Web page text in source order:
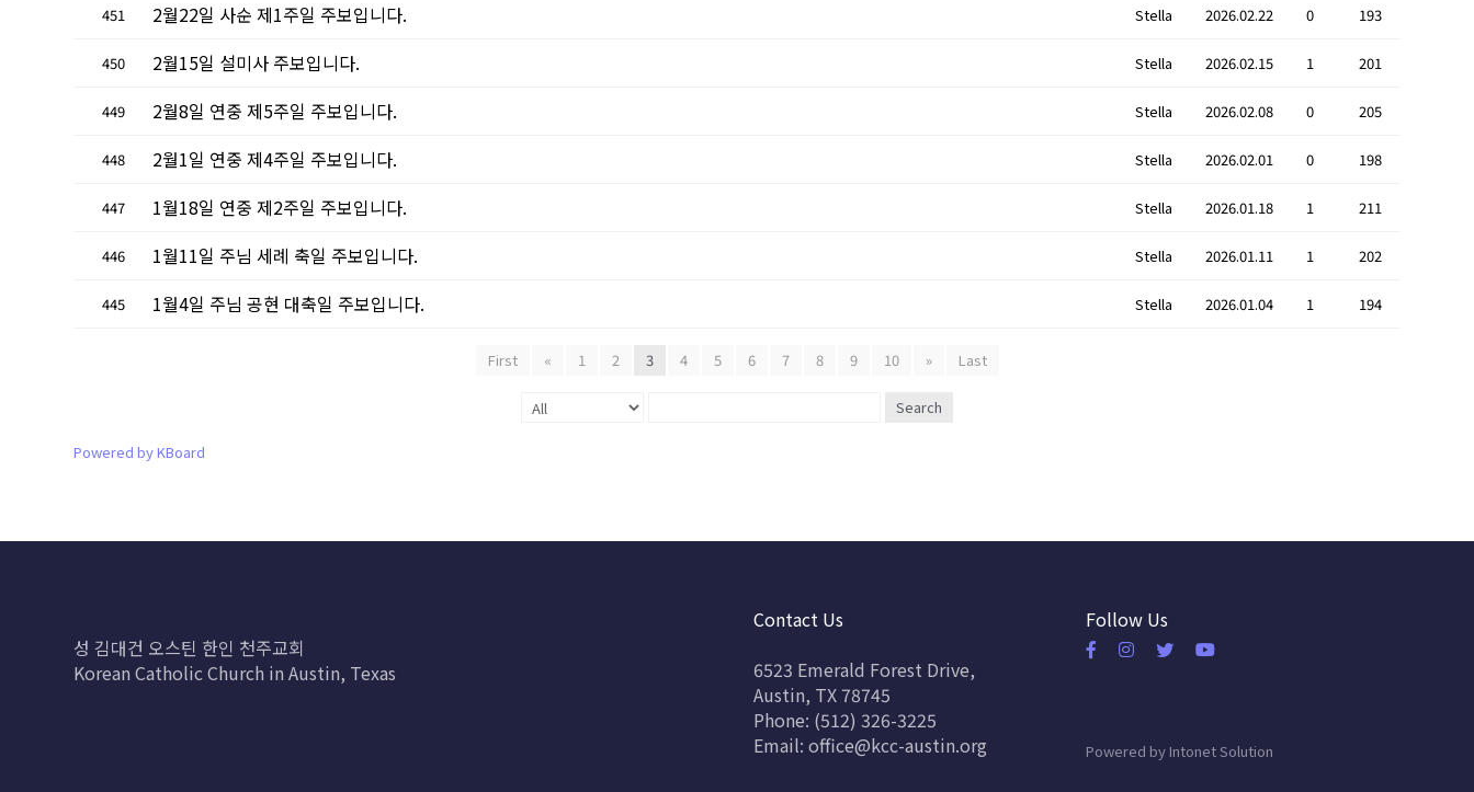
451 2월22일 사순 제1주일 주보입니다. Stella 2026.02.22 0 193
450 2월15일 설미사 주보입니다. Stella 2026.02.15 1 201
449 2월8일 연중 제5주일 주보입니다. Stella 2026.02.08 0 205
448 2월1일 연중 제4주일 주보입니다. Stella 2026.02.01 0 198
447 1월18일 연중 제2주일 주보입니다. Stella 2026.01.18 1 211
446 1월11일 주님 세례 축일 주보입니다. Stella 2026.01.11 1 202
445 1월4일 주님 공현 대축일 주보입니다. Stella 2026.01.04 1 194
First « 1 2 3 4 5 6 7 8 9 10 » Last
Search
Powered by KBoard
성 김대건 오스틴 한인 천주교회
Korean Catholic Church in Austin, Texas
Contact Us
6523 Emerald Forest Drive,
Austin, TX 78745
Phone: (512) 326-3225
Email: office@kcc-austin.org
Follow Us
Powered by Intonet Solution